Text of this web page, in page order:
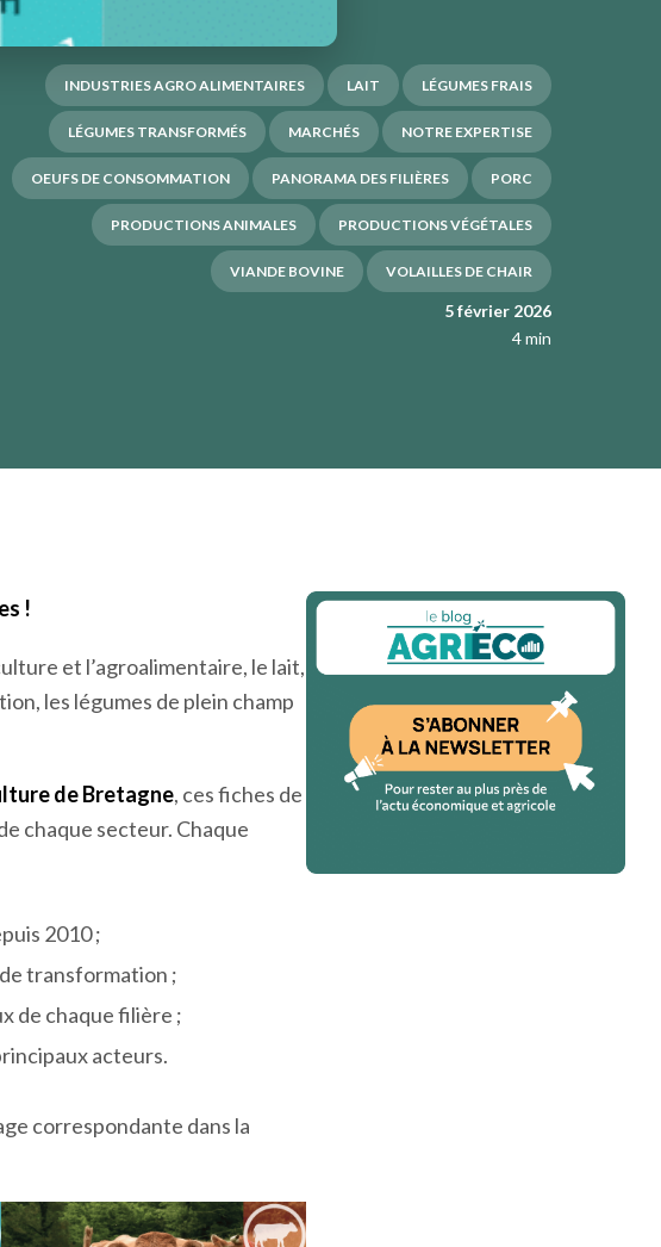
INDUSTRIES AGRO ALIMENTAIRES LAIT LÉGUMES FRAIS
LÉGUMES TRANSFORMÉS MARCHÉS NOTRE EXPERTISE
OEUFS DE CONSOMMATION PANORAMA DES FILIÈRES PORC
PRODUCTIONS ANIMALES PRODUCTIONS VÉGÉTALES
VIANDE BOVINE VOLAILLES DE CHAIR
5 février 2026
4 min
!
et l’agroalimentaire, le lait,
les légumes de plein champ
de Bretagne, ces fiches de
chaque secteur. Chaque
2010 ;
transformation ;
de chaque filière ;
acteurs.
correspondante dans la